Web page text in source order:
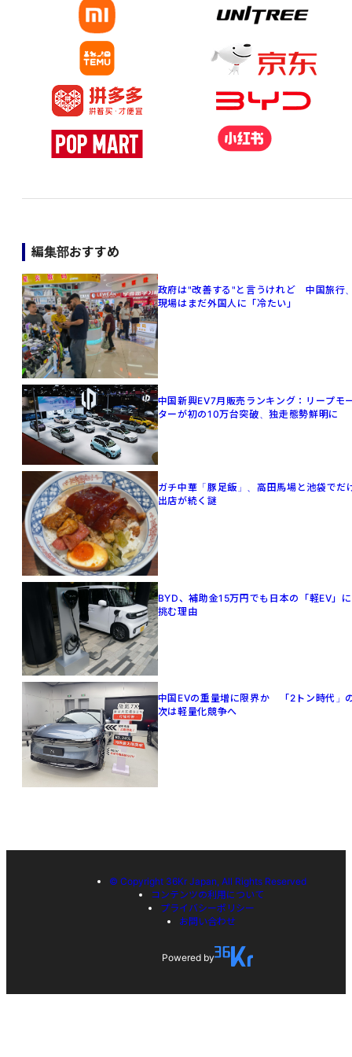
編集部おすすめ
政府は"改善する"と言うけれど 中国旅行
現場はまだ外国人に「冷たい」
中国新興EV7月販売ランキング：リープモ
ターが初の10万台突破、独走態勢鮮明に
ガチ中華「豚足飯」、高田馬場と池袋でだ
出店が続く謎
BYD、補助金15万円でも日本の「軽EV」に
挑む理由
中国EVの重量増に限界か 「2トン時代」
次は軽量化競争へ
© Copyright 36Kr Japan, All Rights Reserved
コンテンツの利用について
プライバシーポリシー
お問い合わせ
Powered by